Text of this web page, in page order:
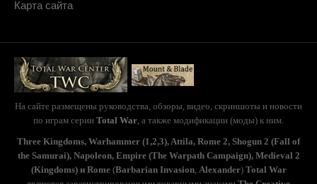
Карта сайта
На сайте размещены руководства, обзоры, видео, скриншоты и новости
по играм серии Total War, а также модификации (моды) к ним.
Three Kingdoms, Warhammer (1,2,3), Attila, Rome 2, Shogun 2 (Fall of
the Samurai), Napoleon, Empire (The Warpath Campaign), Medieval 2
(Kingdoms) и Rome(Barbarian Invasion, Alexander) Total War